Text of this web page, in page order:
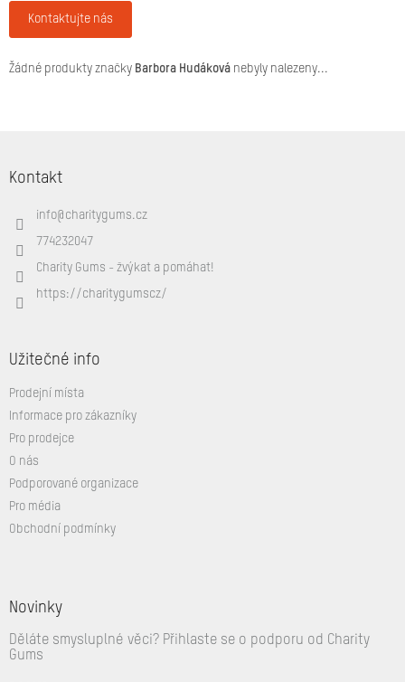
Kontaktujte nás
Žádné produkty značky Barbora Hudáková nebyly nalezeny...
Kontakt
info@ charitygums.cz
774232047
Charity Gums - žvýkat a pomáhat!
https://charitygumscz/
Užitečné info
Prodejní místa
Informace pro zákazníky
Pro prodejce
O nás
Podporované organizace
Pro média
Obchodní podmínky
Novinky
Děláte smysluplné věci? Přihlaste se o podporu od Charity
Gums